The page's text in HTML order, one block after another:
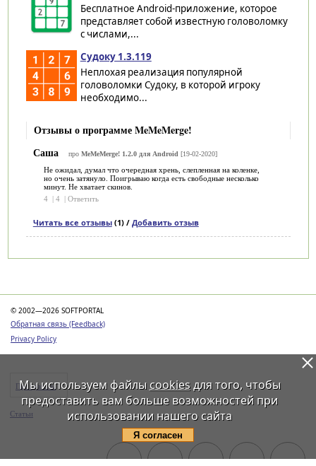
Бесплатное Android-приложение, которое
представляет собой известную головоломку
с числами,...
Судоку 1.3.119
Неплохая реализация популярной
головоломки Судоку, в которой игроку
необходимо...
Отзывы о программе MeMeMerge!
Саша
про MeMeMerge! 1.2.0 для Android [19-02-2020]
Не ожидал, думал что очередная хрень, слепленная на коленке,
но очень затянуло. Поигрываю когда есть свободные несколько
минут. Не хватает скинов.
4
4 Ответить
Читать все отзывы(1) / Добавить отзыв
© 2002—2026 SOFTPORTAL
Обратная связь (Feedback)
Privacy Policy
Программы
Статьи
Мы используем файлы cookiesдля того, чтобы
предоставить вам больше возможностей при
использовании нашего сайта